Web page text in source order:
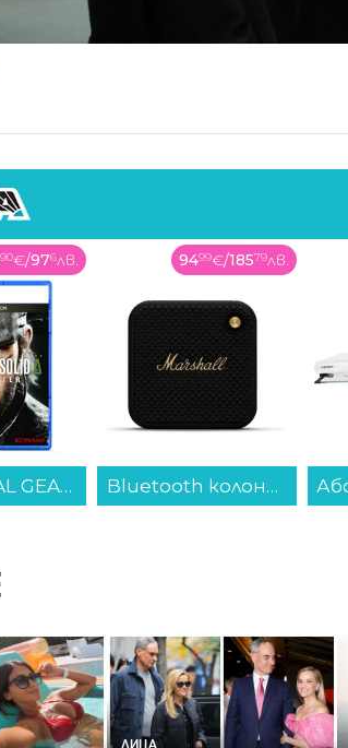
€/18579лв.
Bluetooth колонка MARSHALL WILLEN BLACK & BRASS...
4999€/9778лв.
Абсорбатор Crown HC 602 WH...
ЛИЦА